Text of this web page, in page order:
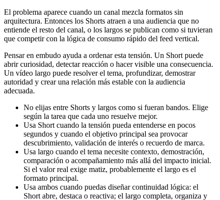
El problema aparece cuando un canal mezcla formatos sin
arquitectura. Entonces los Shorts atraen a una audiencia que no
entiende el resto del canal, o los largos se publican como si tuvieran
que competir con la lógica de consumo rápido del feed vertical.
Pensar en embudo ayuda a ordenar esta tensión. Un Short puede
abrir curiosidad, detectar reacción o hacer visible una consecuencia.
Un vídeo largo puede resolver el tema, profundizar, demostrar
autoridad y crear una relación más estable con la audiencia
adecuada.
No elijas entre Shorts y largos como si fueran bandos. Elige
según la tarea que cada uno resuelve mejor.
Usa Short cuando la tensión pueda entenderse en pocos
segundos y cuando el objetivo principal sea provocar
descubrimiento, validación de interés o recuerdo de marca.
Usa largo cuando el tema necesite contexto, demostración,
comparación o acompañamiento más allá del impacto inicial.
Si el valor real exige matiz, probablemente el largo es el
formato principal.
Usa ambos cuando puedas diseñar continuidad lógica: el
Short abre, destaca o reactiva; el largo completa, organiza y